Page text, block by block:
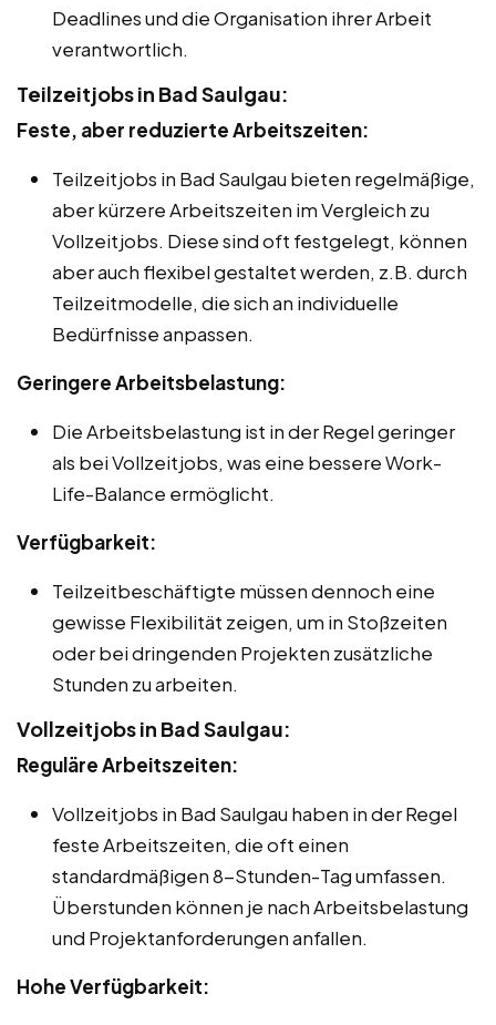
Deadlines und die Organisation ihrer Arbeit
verantwortlich.
Teilzeitjobs in Bad Saulgau:
Feste, aber reduzierte Arbeitszeiten:
Teilzeitjobs in Bad Saulgau bieten regelmäßige,
aber kürzere Arbeitszeiten im Vergleich zu
Vollzeitjobs. Diese sind oft festgelegt, können
aber auch flexibel gestaltet werden, z.B. durch
Teilzeitmodelle, die sich an individuelle
Bedürfnisse anpassen.
Geringere Arbeitsbelastung:
Die Arbeitsbelastung ist in der Regel geringer
als bei Vollzeitjobs, was eine bessere Work-
Life-Balance ermöglicht.
Verfügbarkeit:
Teilzeitbeschäftigte müssen dennoch eine
gewisse Flexibilität zeigen, um in Stoßzeiten
oder bei dringenden Projekten zusätzliche
Stunden zu arbeiten.
Vollzeitjobs in Bad Saulgau:
Reguläre Arbeitszeiten:
Vollzeitjobs in Bad Saulgau haben in der Regel
feste Arbeitszeiten, die oft einen
standardmäßigen 8-Stunden-Tag umfassen.
Überstunden können je nach Arbeitsbelastung
und Projektanforderungen anfallen.
Hohe Verfügbarkeit: